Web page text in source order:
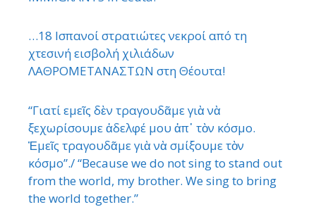
…18 Ισπανοί στρατιώτες νεκροί από τη
χτεσινή εισβολή χιλιάδων
ΛΑΘΡΟΜΕΤΑΝΑΣΤΩΝ στη Θέουτα!
“Γιατί εμεῖς δὲν τραγουδᾶμε γιὰ νὰ
ξεχωρίσουμε ἀδελφέ μου ἀπ᾿ τὸν κόσμο.
Ἐμεῖς τραγουδᾶμε γιὰ νὰ σμίξουμε τὸν
κόσμο”./ “Because we do not sing to stand out
from the world, my brother. We sing to bring
the world together.”